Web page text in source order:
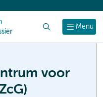
Menu
voor